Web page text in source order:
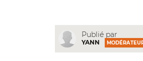
Publié par
YANN